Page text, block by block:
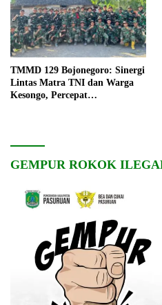
TMMD 129 Bojonegoro: Sinergi
Lintas Matra TNI dan Warga
Kesongo, Percepat
GEMPUR ROKOK